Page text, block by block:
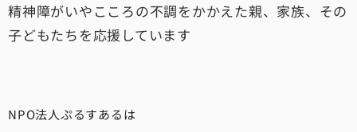
精神障がいやこころの不調をかかえた親、家族、その
子どもたちを応援しています
NPO法人ぷるすあるは